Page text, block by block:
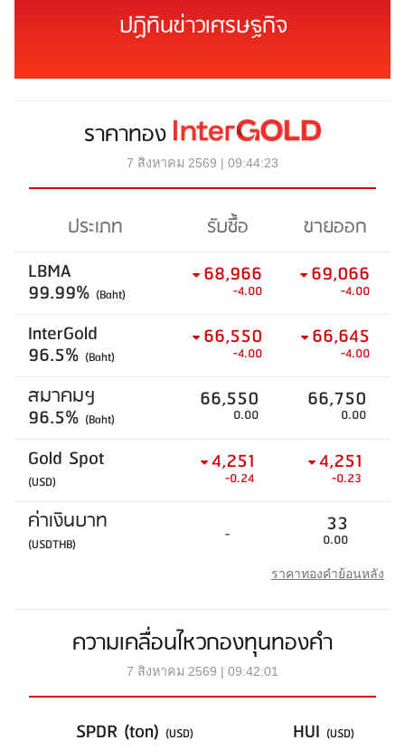
ปฏิทินข่าวเศรษฐกิจ
ราคาทอง
7 สิงหาคม 2569 | 09:44:23
ประเภท รับซื้อ
ขายออก
LBMA
99.99% (Baht)
68,966
-4.00
69,066
-4.00
InterGold
96.5% (Baht)
66,550
-4.00
66,645
-4.00
สมาคมฯ
96.5% (Baht)
66,550
0.00
66,750
0.00
Gold Spot
(USD)
4,251
-0.24
4,251
-0.23
ค่าเงินบาท
(USDTHB) - 33
0.00
ราคาทองคำย้อนหลัง
ความเคลื่อนไหวกองทุนทองคำ
7 สิงหาคม 2569 | 09:42:01
SPDR (ton) (USD) HUI (USD)